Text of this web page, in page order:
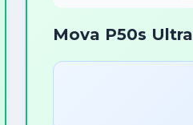
Mova P50s Ultra